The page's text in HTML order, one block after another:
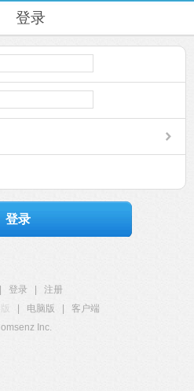
登录
登录
登录
注册
电脑版
客户端
Inc.